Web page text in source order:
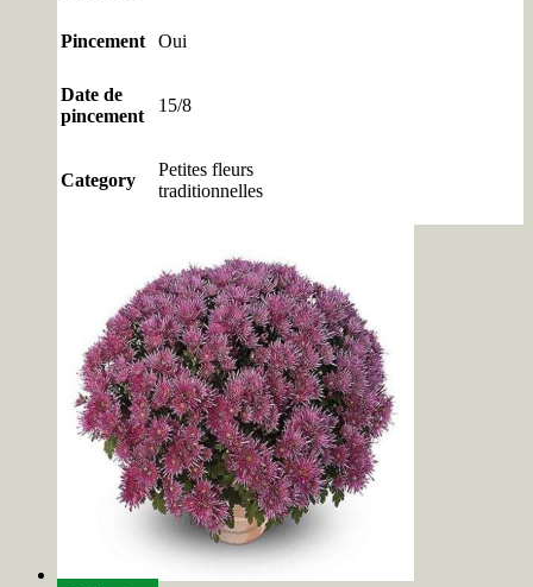
Pincement Oui
Date de
pincement
15/8
Category
Petites fleurs
traditionnelles